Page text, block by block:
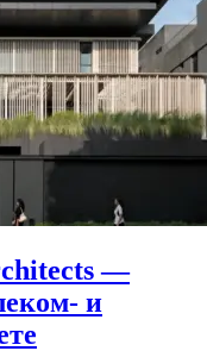
—
и